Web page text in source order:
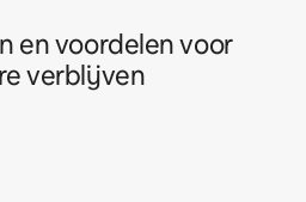
en voordelen voor
verblijven